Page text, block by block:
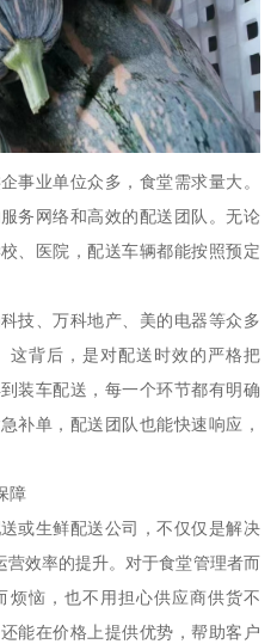
事业单位众多，食堂需求量大。
务网络和高效的配送团队。无论
、医院，配送车辆都能按照预定
技、万科地产、美的电器等众多
这背后，是对配送时效的严格把
装车配送，每一个环节都有明确
补单，配送团队也能快速响应，
障
或生鲜配送公司，不仅仅是解决
营效率的提升。对于食堂管理者而
烦恼，也不用担心供应商供货不
能在价格上提供优势，帮助客户